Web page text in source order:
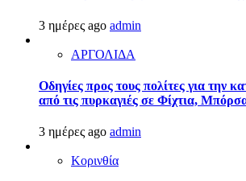
3 ημέρες ago admin
ΑΡΓΟΛΙΔΑ
Οδηγίες προς τους πολίτες για την
από τις πυρκαγιές σε Φίχτια,
3 ημέρες ago admin
Κορινθία